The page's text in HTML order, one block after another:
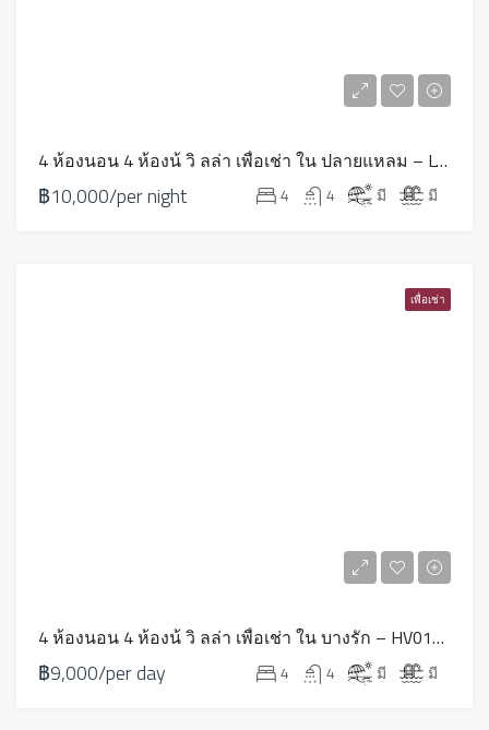
4 ห้องนอน 4 ห้องน้ วิ ลล่า เพื่อเช่า ใน ปลายแหลม – LV0037
฿10,000/per night 4 4 มี มี
เพื่อเช่า
4 ห้องนอน 4 ห้องน้ วิ ลล่า เพื่อเช่า ใน บางรัก – HV0104
฿9,000/per day 4 4 มี มี